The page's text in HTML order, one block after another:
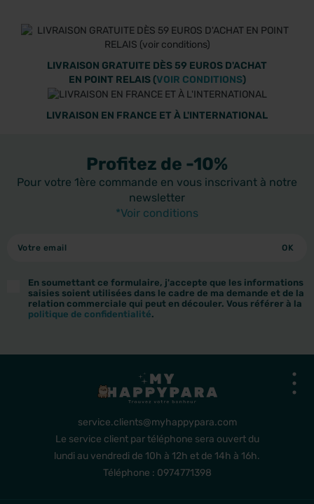
LIVRAISON GRATUITE DÈS 59 EUROS D'ACHAT
EN POINT RELAIS (VOIR CONDITIONS)
LIVRAISON EN FRANCE ET À L'INTERNATIONAL
Profitez de -10%
Pour votre 1ère commande en vous inscrivant à notre
newsletter
*Voir conditions
En soumettant ce formulaire, j'accepte que les informations
saisies soient utilisées dans le cadre de ma demande et de la
relation commerciale qui peut en découler. Vous référer à la
politique de confidentialité.
service.clients@myhappypara.com
Le service client par téléphone sera ouvert du
lundi au vendredi de 10h à 12h et de 14h à 16h.
Téléphone : 0974771398